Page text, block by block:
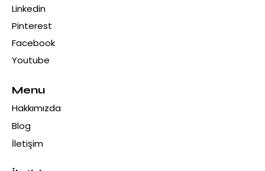
Linkedin
Pinterest
Facebook
Youtube
Menu
Hakkımızda
Blog
İletişim